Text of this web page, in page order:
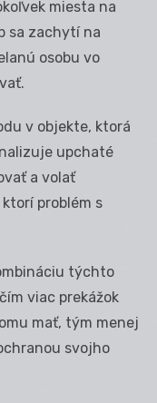
miesta na
sa zachytí na
osobu vo
v objekte, ktorá
upchaté
a volať
problém s
týchto
viac prekážok
mať, tým menej
svojho